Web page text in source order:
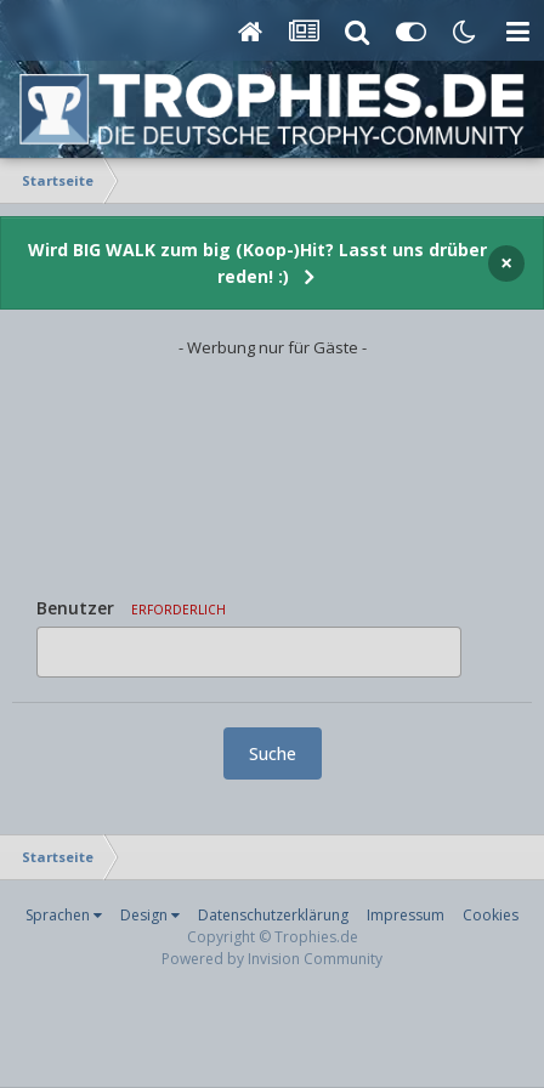
Startseite
Wird BIG WALK zum big (Koop-)Hit? Lasst uns drüber
reden! :)
×
- Werbung nur für Gäste -
Benutzer ERFORDERLICH
Suche
Startseite
Sprachen Design Datenschutzerklärung Impressum
Cookies
Copyright © Trophies.de
Powered by Invision Community